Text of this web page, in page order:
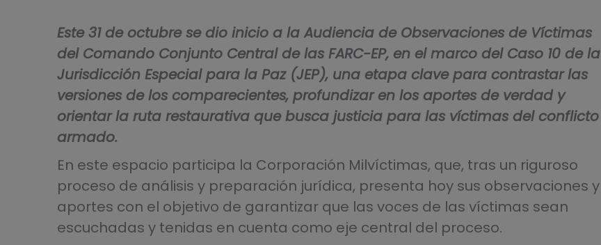
Este 31 de octubre se dio inicio a la Audiencia de Observaciones de Víctimas
del Comando Conjunto Central de las FARC-EP, en el marco del Caso 10 de la
Jurisdicción Especial para la Paz (JEP), una etapa clave para contrastar las
versiones de los comparecientes, profundizar en los aportes de verdad y
orientar la ruta restaurativa que busca justicia para las víctimas del conflicto
armado.
En este espacio participa la Corporación Milvíctimas, que, tras un riguroso
proceso de análisis y preparación jurídica, presenta hoy sus observaciones y
aportes con el objetivo de garantizar que las voces de las víctimas sean
escuchadas y tenidas en cuenta como eje central del proceso.